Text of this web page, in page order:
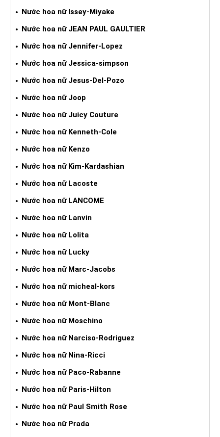
Nước hoa nữ Issey-Miyake
Nước hoa nữ JEAN PAUL GAULTIER
Nước hoa nữ Jennifer-Lopez
Nước hoa nữ Jessica-simpson
Nước hoa nữ Jesus-Del-Pozo
Nước hoa nữ Joop
Nước hoa nữ Juicy Couture
Nước hoa nữ Kenneth-Cole
Nước hoa nữ Kenzo
Nước hoa nữ Kim-Kardashian
Nước hoa nữ Lacoste
Nước hoa nữ LANCOME
Nước hoa nữ Lanvin
Nước hoa nữ Lolita
Nước hoa nữ Lucky
Nước hoa nữ Marc-Jacobs
Nước hoa nữ micheal-kors
Nước hoa nữ Mont-Blanc
Nước hoa nữ Moschino
Nước hoa nữ Narciso-Rodriguez
Nước hoa nữ Nina-Ricci
Nước hoa nữ Paco-Rabanne
Nước hoa nữ Paris-Hilton
Nước hoa nữ Paul Smith Rose
Nước hoa nữ Prada